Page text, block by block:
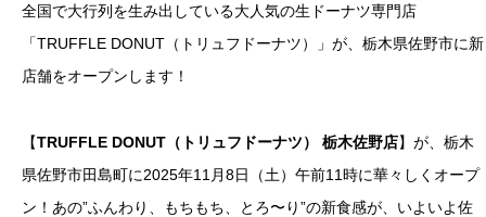
全国で大行列を生み出している大人気の生ドーナツ専門店
「TRUFFLE DONUT（トリュフドーナツ）」が、栃木県佐野市に新
店舗をオープンします！
【TRUFFLE DONUT（トリュフドーナツ） 栃木佐野店】が、栃木
県佐野市田島町に2025年11月8日（土）午前11時に華々しくオープ
ン！あの”ふんわり、もちもち、とろ〜り”の新食感が、いよいよ佐